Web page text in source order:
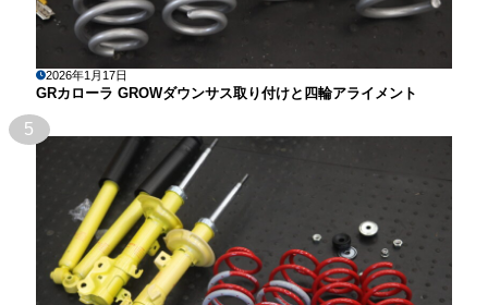
2026年1月17日
GRカローラ GROWダウンサス取り付けと四輪アライメント
5